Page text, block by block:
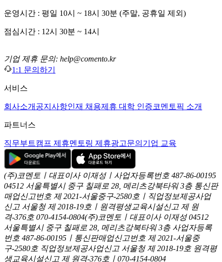
운영시간 : 평일 10시 ~ 18시 30분 (주말, 공휴일 제외)
점심시간 : 12시 30분 ~ 14시
기업 제휴 문의: help@comento.kr
1:1 문의하기
서비스
회사소개 공지사항인재 채용제휴 대학 인증코멘토픽 소개
파트너스
직무부트캠프 제휴멘토링 제휴광고문의 기업 교육
(주)코멘토ㅣ대표이사 이재성ㅣ사업자등록번호 487-86-00195
04512 서울특별시 중구 칠패로 28, 메리츠강북타워 3층 통신판
매업신고번호 제 2021-서울중구-2580호ㅣ직업정보제공사업
신고 서울청 제 2018-19호ㅣ원격평생교육시설신고 제 원
격-376호 070-4154-0804(주)코멘토ㅣ대표이사 이재성 04512
서울특별시 중구 칠패로 28, 메리츠강북타워 3층 사업자등록
번호 487-86-00195ㅣ통신판매업신고번호 제 2021-서울중
구-2580호 직업정보제공사업신고 서울청 제 2018-19호 원격평
생교육시설신고 제 원격-376호ㅣ070-4154-0804